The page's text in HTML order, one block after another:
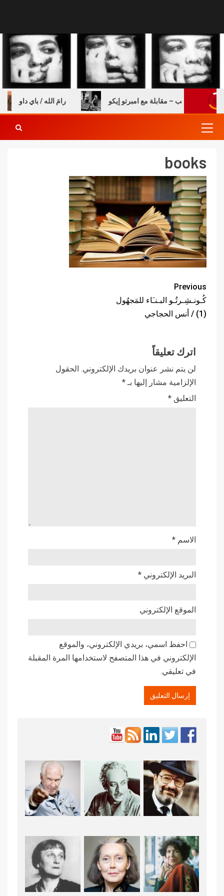
رامَ الله / باي داو والكتب – مقابلة مع امبرتو إيكو
books
Previous
كُـونـشِـرتُـو البـنـَاء للمَجهُول
(1) / أنس الحجاجي
اترك تعليقاً
لن يتم نشر عنوان بريدك الإلكتروني. الحقول
الإلزامية مشار إليها بـ*
التعليق *
الاسم *
البريد الإلكتروني *
الموقع الإلكتروني
احفظ اسمي، بريدي الإلكتروني، والموقع
الإلكتروني في هذا المتصفح لاستخدامها المرة المقبلة
في تعليقي.